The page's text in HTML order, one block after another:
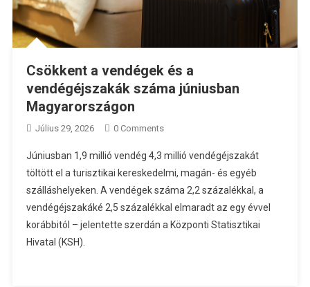
Csökkent a vendégek és a
vendégéjszakák száma júniusban
Magyarországon
Július 29, 2026 0 Comments
Júniusban 1,9 millió vendég 4,3 millió vendégéjszakát
töltött el a turisztikai kereskedelmi, magán- és egyéb
szálláshelyeken. A vendégek száma 2,2 százalékkal, a
vendégéjszakáké 2,5 százalékkal elmaradt az egy évvel
korábbitól – jelentette szerdán a Központi Statisztikai
Hivatal (KSH).